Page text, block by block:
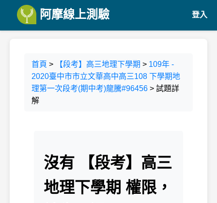
阿摩線上測驗 登入
首頁 > 【段考】高三地理下學期 > 109年 -
2020臺中市市立文華高中高三108 下學期地
理第一次段考(期中考)龍騰#96456 > 試題詳
解
沒有 【段考】高三
地理下學期 權限，